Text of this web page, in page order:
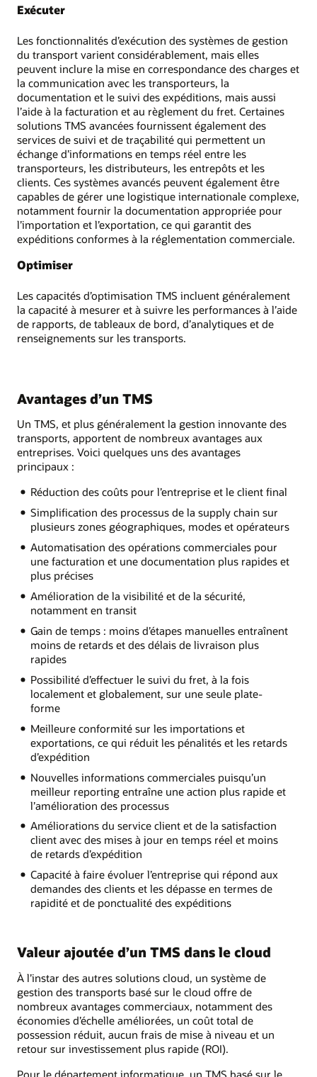
Exécuter
Les fonctionnalités d’exécution des systèmes de gestion
du transport varient considérablement, mais elles
peuvent inclure la mise en correspondance des charges et
la communication avec les transporteurs, la
documentation et le suivi des expéditions, mais aussi
l’aide à la facturation et au règlement du fret. Certaines
solutions TMS avancées fournissent également des
services de suivi et de traçabilité qui permettent un
échange d’informations en temps réel entre les
transporteurs, les distributeurs, les entrepôts et les
clients. Ces systèmes avancés peuvent également être
capables de gérer une logistique internationale complexe,
notamment fournir la documentation appropriée pour
l’importation et l’exportation, ce qui garantit des
expéditions conformes à la réglementation commerciale.
Optimiser
Les capacités d’optimisation TMS incluent généralement
la capacité à mesurer et à suivre les performances à l’aide
de rapports, de tableaux de bord, d’analytiques et de
renseignements sur les transports.
Avantages d’un TMS
Un TMS, et plus généralement la gestion innovante des
transports, apportent de nombreux avantages aux
entreprises. Voici quelques uns des avantages
principaux :
Réduction des coûts pour l’entreprise et le client final
Simplification des processus de la supply chain sur
plusieurs zones géographiques, modes et opérateurs
Automatisation des opérations commerciales pour
une facturation et une documentation plus rapides et
plus précises
Amélioration de la visibilité et de la sécurité,
notamment en transit
Gain de temps : moins d’étapes manuelles entraînent
moins de retards et des délais de livraison plus
rapides
Possibilité d’effectuer le suivi du fret, à la fois
localement et globalement, sur une seule plate-
forme
Meilleure conformité sur les importations et
exportations, ce qui réduit les pénalités et les retards
d’expédition
Nouvelles informations commerciales puisqu’un
meilleur reporting entraîne une action plus rapide et
l’amélioration des processus
Améliorations du service client et de la satisfaction
client avec des mises à jour en temps réel et moins
de retards d’expédition
Capacité à faire évoluer l’entreprise qui répond aux
demandes des clients et les dépasse en termes de
rapidité et de ponctualité des expéditions
Valeur ajoutée d’un TMS dans le cloud
À l’instar des autres solutions cloud, un système de
gestion des transports basé sur le cloud offre de
nombreux avantages commerciaux, notamment des
économies d’échelle améliorées, un coût total de
possession réduit, aucun frais de mise à niveau et un
retour sur investissement plus rapide (ROI).
Pour le département informatique, un TMS basé sur le